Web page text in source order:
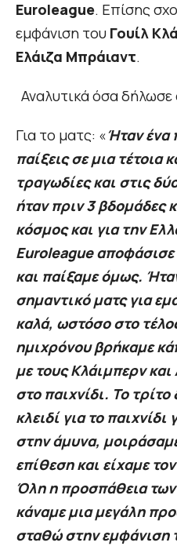
Euroleague. Επίσης
εμφάνιση του Γουίλ
Ελάιζα Μπράιαντ.
Αναλυτικά όσα
Για το ματς: «Ήταν ένα
παίξεις σε μια τέτοια
τραγωδίες και στις
ήταν πριν 3 βδομάδες
κόσμος και για την
Euroleague αποφάσισε
και παίξαμε όμως.
σημαντικό ματς για
καλά, ωστόσο στο
ημιχρόνου βρήκαμε
με τους Κλάιμπερν
στο παιχνίδι. Το
κλειδί για το
στην άμυνα,
επίθεση και είχαμε
Όλη η προσπάθεια των
κάναμε μια μεγάλη
σταθώ στην εμφάνιση